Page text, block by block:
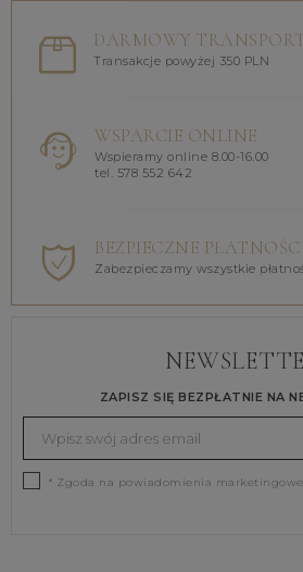
DARMOWY
Transakcje powyżej 350 PLN
WSPARCIE ONLINE
Wspieramy online 8.00-16.00
tel. 578 552 642
BEZPIECZNE PŁATNOŚCI
Zabezpieczamy wszystkie
ZAPISZ SIĘ BEZPŁATNIE NA
* Zgoda na powiadomienia marketingowe